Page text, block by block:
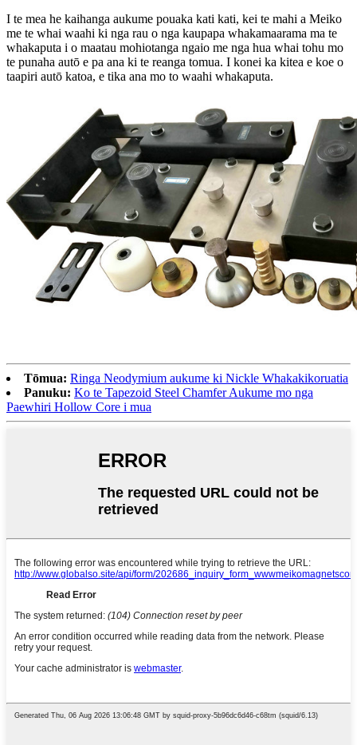
I te mea he kaihanga aukume pouaka kati kati, kei te mahi a Meiko
me te whai waahi ki nga rau o nga kaupapa whakamaarama ma te
whakaputa i o maatau mohiotanga ngaio me nga hua whai tohu mo
te punaha autō e pa ana ki te reanga tomua. I konei ka kitea e koe o
taapiri autō katoa, e tika ana mo to waahi whakaputa.
Tōmua: Ringa Neodymium aukume ki Nickle Whakakikoruatia
Panuku: Ko te Tapezoid Steel Chamfer Aukume mo nga
Paewhiri Hollow Core i mua